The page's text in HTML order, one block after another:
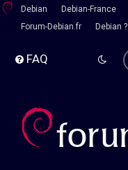
Debian Debian-France
Forum-Debian.fr
Debian ?
FAQ